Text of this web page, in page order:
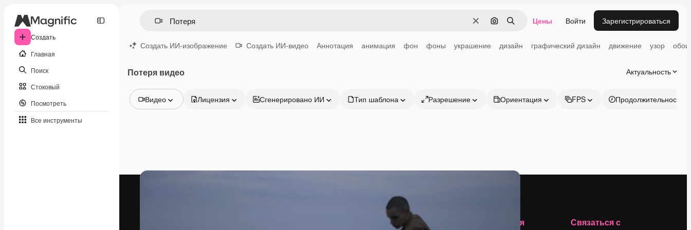
Создать
Главная
Поиск
Стоковый
Посмотреть
Все инструменты
ОчиститьПоиск по изображению
Поиск Цены Войти Зарегистрироваться
Создать ИИ-изображение Создать ИИ-видео Аннотация анимация фон фоны украшение дизайн графический дизайн движение узор обои
Потеря видео Актуальность
Видео
Видео
Лицензия Сгенерировано ИИ Тип шаблона Разрешение Ориентация FPS Продолжительность
Начать Компания
Связаться с